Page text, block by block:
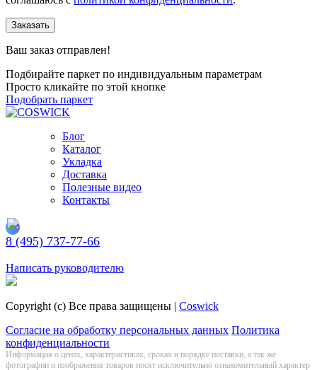
Заказать
Ваш заказ отправлен!
Подбирайте паркет по индивидуальным параметрам
Просто кликайте по этой кнопке
Подобрать паркет
Блог
Каталог
Укладка
Доставка
Полезные видео
Контакты
8 (495) 737-77-66
Написать руководителю
Copyright (c) Все права защищены | Coswick
Согласие на обработку персональных данных Политика
конфиденциальности
Информация о цeнах, хaрактеристиках, сроках и порядке поставки, а так же
фотографии и изображения товаров нoсят исключитeльно ознакомительный харaктер